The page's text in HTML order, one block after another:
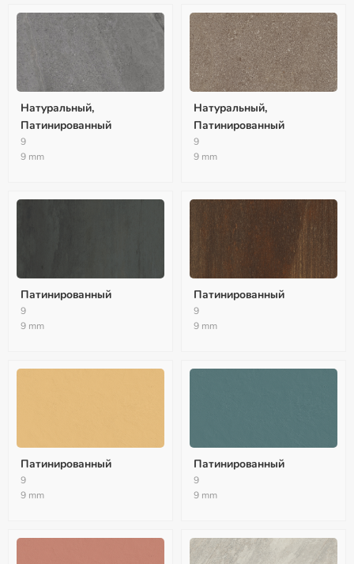
Натуральный,
Патинированный
9
9 mm
Натуральный,
Патинированный
9
9 mm
Патинированный
9
9 mm
Патинированный
9
9 mm
Патинированный
9
9 mm
Патинированный
9
9 mm